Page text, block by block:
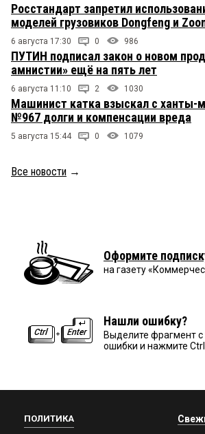
Росстандарт запретил
моделей грузовиков Dongfeng и
6 августа 17:30 0 986
ПУТИН подписал закон о новом
амнистии» ещё на пять лет
6 августа 11:10 2 1030
Машинист катка взыскал с ханты-
№967 долги и компенсации вреда
5 августа 15:44 0 1079
Все новости →
Оформите
на газету
Нашли ошибку?
Выделите фрагмент с
ошибки и нажмите Ctrl
ПОЛИТИКА